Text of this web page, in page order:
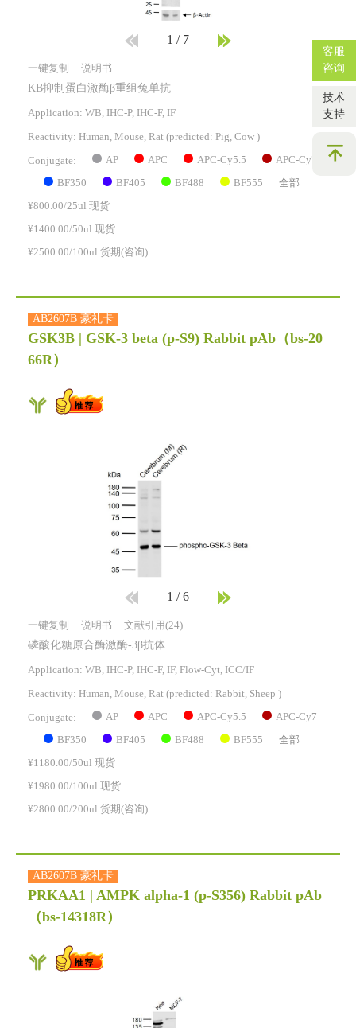
1 / 7
一键复制 说明书
KB抑制蛋白激酶β重组兔单抗
Application: WB, IHC-P, IHC-F, IF
Reactivity: Human, Mouse, Rat (predicted: Pig, Cow )
Conjugate: AP APC APC-Cy5.5 APC-Cy7
BF350 BF405 BF488 BF555 全部
¥800.00/25ul 现货
¥1400.00/50ul 现货
¥2500.00/100ul 货期(咨询)
AB2607B 豪礼卡
GSK3B | GSK-3 beta (p-S9) Rabbit pAb （bs-20
66R）
1 /6
一键复制 说明书 文献引用(24)
磷酸化糖原合酶激酶-3β抗体
Application: WB, IHC-P, IHC-F, IF, Flow-Cyt, ICC/IF
Reactivity: Human, Mouse, Rat (predicted: Rabbit, Sheep )
Conjugate: AP APC APC-Cy5.5 APC-Cy7
BF350 BF405 BF488 BF555 全部
¥1180.00/50ul 现货
¥1980.00/100ul 现货
¥2800.00/200ul 货期(咨询)
AB2607B 豪礼卡
PRKAA1 | AMPK alpha-1 (p-S356) Rabbit pAb
（bs-14318R）
客服
咨询
技术
支持